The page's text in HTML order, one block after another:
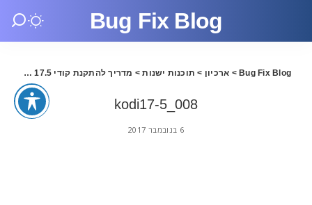
Bug Fix Blog
Bug Fix Blog
> ארכיון > תוכנות ישנות> מדריך להתקנת קודי 17.5 בעברית
kodi17-5_008
6 בנובמבר 2017